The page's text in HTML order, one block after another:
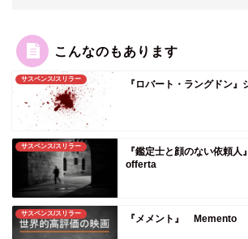
こんなのもあります
サスペンス/スリラー 『ロバート・ラングドン』
サスペンス/スリラー
『鑑定士と顔のない依頼
offerta
サスペンス/スリラー 『メメント』 Memento